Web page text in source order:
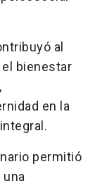
al
bienestar
en la
permitió